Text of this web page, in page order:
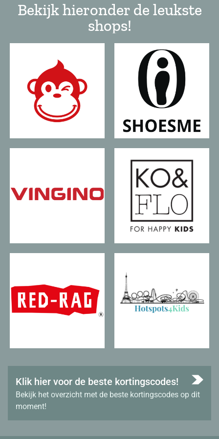
Bekijk hieronder de leukste
shops!
Klik hier voor de beste kortingscodes!
Bekijk het overzicht met de beste kortingscodes op dit
moment!